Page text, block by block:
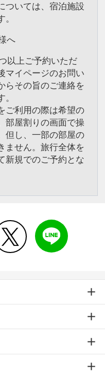
ついては、宿泊施設
へ
以上ご予約いただ
マイページのお問い
らその旨のご連絡を
ご利用の際は希望の
部屋割りの画面で操
但し、一部の部屋の
ません。旅行全体を
新規でのご予約とな